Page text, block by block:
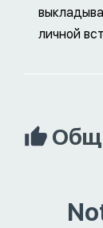
личной